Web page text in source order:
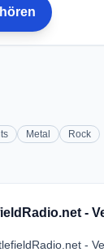
Metal Rock
-
-